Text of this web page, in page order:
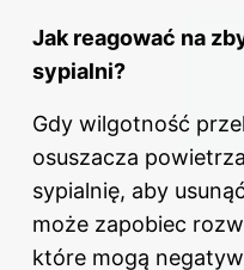
Jak reagować na
sypialni?
Gdy wilgotność
osuszacza
sypialnię, aby
może zapobiec
które mogą